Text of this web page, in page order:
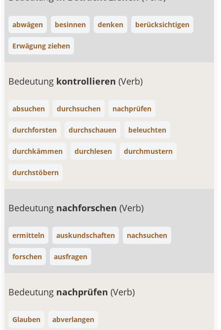
abwägen besinnen denken berücksichtigen
Erwägung ziehen
Bedeutung kontrollieren(Verb)
absuchen durchsuchen nachprüfen
durchforsten durchschauen beleuchten
durchkämmen durchlesen durchmustern
durchstöbern
Bedeutung nachforschen(Verb)
ermitteln auskundschaften nachsuchen
forschen ausfragen
Bedeutung nachprüfen(Verb)
Glauben abverlangen